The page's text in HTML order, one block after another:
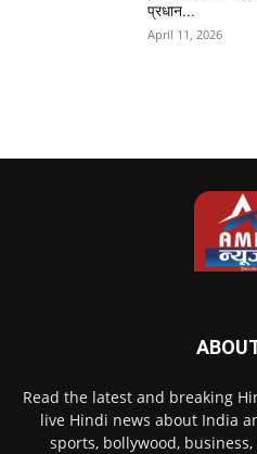
प्रधान...
April 11, 2026
Read the latest and breaking
live Hindi news about India
sports, bollywood,